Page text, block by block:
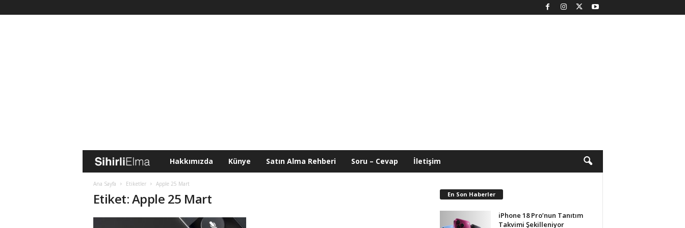
i
h
Hakkımızda Künye Satın Alma Rehberi Soru – Cevap İletişim
Ana Sayfa Etiketler Apple 25 Mart
Etiket: Apple 25 Mart En Son Haberler
iPhone 18 Pro’nun Tanıtım
Takvimi Şekilleniyor